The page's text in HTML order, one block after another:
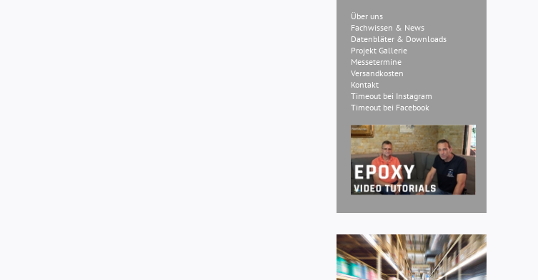
Über uns
Fachwissen & News
Datenbläter & Downloads
Projekt Gallerie
Messetermine
Versandkosten
Kontakt
Timeout bei Instagram
Timeout bei Facebook